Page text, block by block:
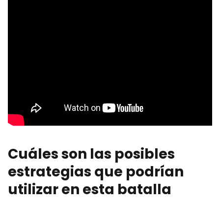
Cuáles son las posibles
estrategias que podrían
utilizar en esta batalla